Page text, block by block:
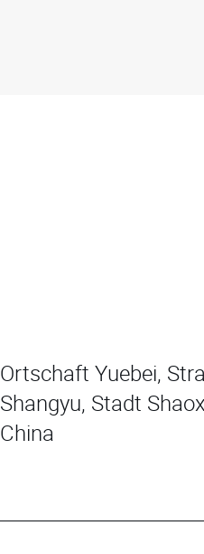
Ortschaft Yuebei,
Shangyu, Stadt
China